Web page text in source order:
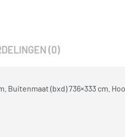
(0)
(bxd) 736×333 cm.